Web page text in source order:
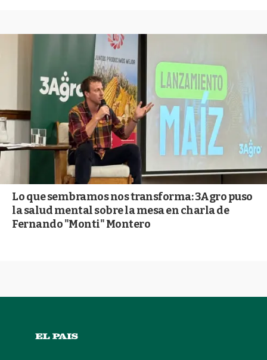
Lo que sembramos nos transforma: 3Agro puso
la salud mental sobre la mesa en charla de
Fernando "Monti" Montero